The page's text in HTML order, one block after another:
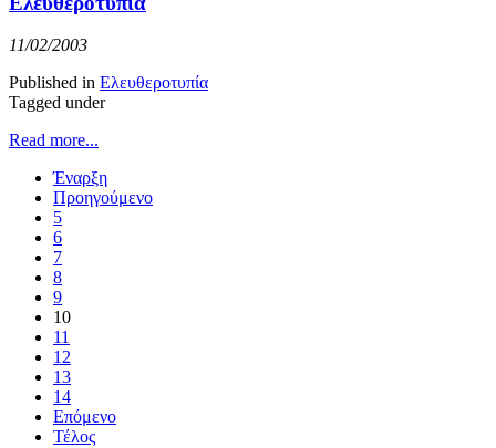
11/02/2003
Published in Ελευθεροτυπία
Tagged under
Read more...
Έναρξη
Προηγούμενο
5
6
7
8
9
10
11
12
13
14
Επόμενο
Τέλος